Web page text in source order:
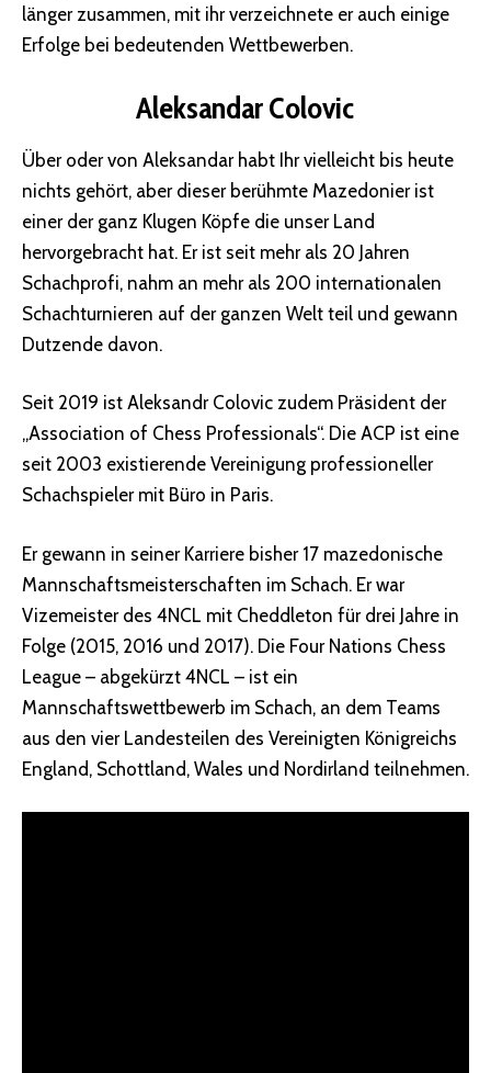
länger zusammen, mit ihr verzeichnete er auch einige
Erfolge bei bedeutenden Wettbewerben.
Aleksandar Colovic
Über oder von Aleksandar habt Ihr vielleicht bis heute
nichts gehört, aber dieser berühmte Mazedonier ist
einer der ganz Klugen Köpfe die unser Land
hervorgebracht hat. Er ist seit mehr als 20 Jahren
Schachprofi, nahm an mehr als 200 internationalen
Schachturnieren auf der ganzen Welt teil und gewann
Dutzende davon.
Seit 2019 ist Aleksandr Colovic zudem Präsident der
„Association of Chess Professionals“. Die ACP ist eine
seit 2003 existierende Vereinigung professioneller
Schachspieler mit Büro in Paris.
Er gewann in seiner Karriere bisher 17 mazedonische
Mannschaftsmeisterschaften im Schach. Er war
Vizemeister des 4NCL mit Cheddleton für drei Jahre in
Folge (2015, 2016 und 2017). Die Four Nations Chess
League – abgekürzt 4NCL – ist ein
Mannschaftswettbewerb im Schach, an dem Teams
aus den vier Landesteilen des Vereinigten Königreichs
England, Schottland, Wales und Nordirland teilnehmen.